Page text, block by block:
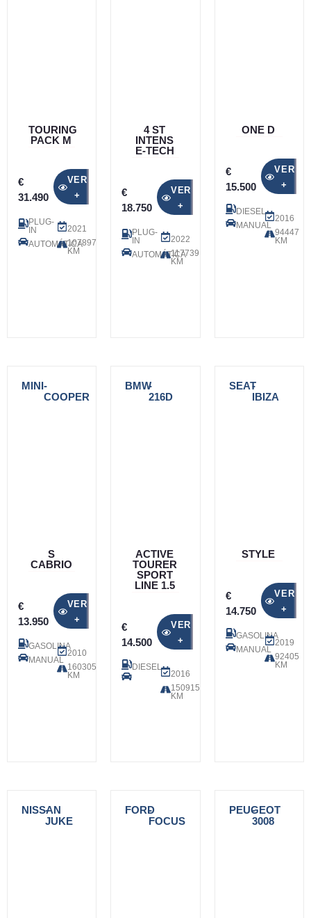
TOURING
PACK M
€
31.490
VER
+
PLUG-
IN
AUTOMÁTICA
2021
107897
KM
4 ST
INTENS
E-TECH
€
18.750
VER
+
PLUG-
IN
AUTOMÁTICA
2022
117739
KM
ONE D
€
15.500
VER
+
DIESEL
MANUAL
2016
94447
KM
MINI-
COOPER
S
CABRIO
€
13.950
VER
+
GASOLINA
MANUAL
2010
160305
KM
BMW-
216D
ACTIVE
TOURER
SPORT
LINE 1.5
€
14.500
VER
+
DIESEL
2016
150915
KM
SEAT
-
IBIZA
STYLE
€
14.750
VER
+
GASOLINA
MANUAL
2019
92405
KM
NISSAN
-
JUKE
FORD
-
FOCUS
PEUGEOT
-
3008